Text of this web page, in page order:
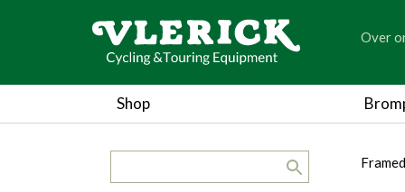
Over
Shop